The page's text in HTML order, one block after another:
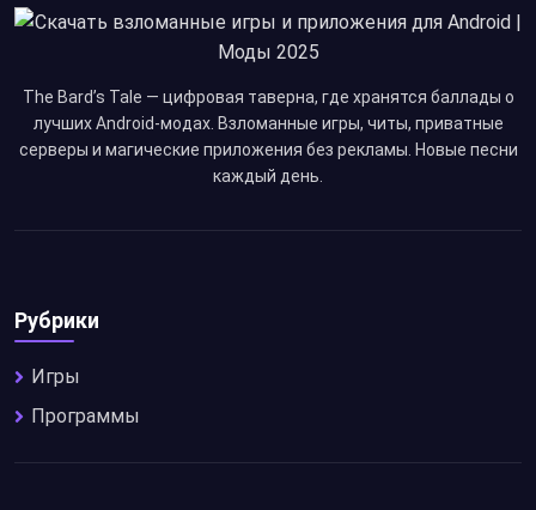
The Bard’s Tale — цифровая таверна, где хранятся баллады о
лучших Android-модах. Взломанные игры, читы, приватные
серверы и магические приложения без рекламы. Новые песни
каждый день.
Рубрики
Игры
Программы